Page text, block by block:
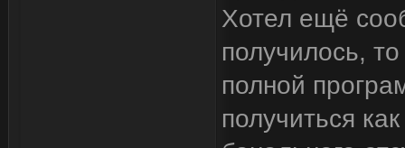
Хотел ещё
получилось,
полной
получиться